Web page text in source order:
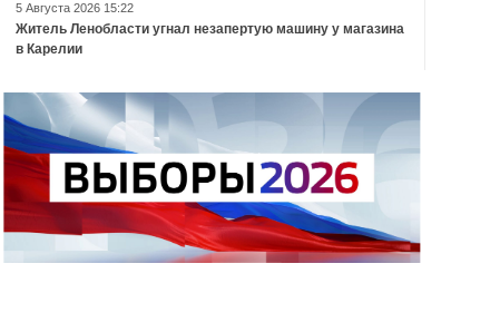
5 Августа 2026 15:22
Житель Ленобласти угнал незапертую машину у магазина
в Карелии